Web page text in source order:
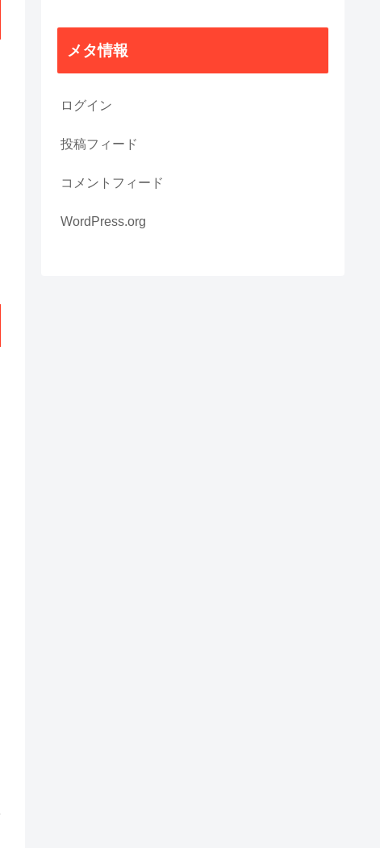
メタ情報
ログイン
投稿フィード
コメントフィード
WordPress.org